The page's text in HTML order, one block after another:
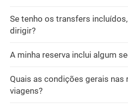
Se tenho os transfers
dirigir?
A minha reserva inclui algum
Quais as condições gerais nas
viagens?